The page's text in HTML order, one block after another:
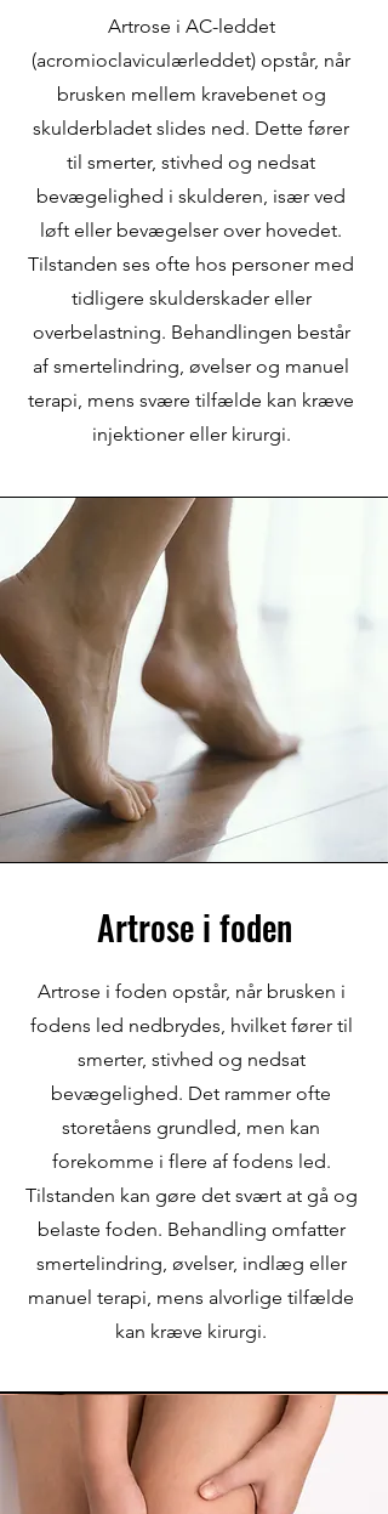
Artrose i AC-leddet
(acromioclaviculærleddet) opstår, når
brusken mellem kravebenet og
skulderbladet slides ned. Dette fører
til smerter, stivhed og nedsat
bevægelighed i skulderen, især ved
løft eller bevægelser over hovedet.
Tilstanden ses ofte hos personer med
tidligere skulderskader eller
overbelastning. Behandlingen består
af smertelindring, øvelser og manuel
terapi, mens svære tilfælde kan kræve
injektioner eller kirurgi.
Artrose i foden
Artrose i foden opstår, når brusken i
fodens led nedbrydes, hvilket fører til
smerter, stivhed og nedsat
bevægelighed. Det rammer ofte
storetåens grundled, men kan
forekomme i flere af fodens led.
Tilstanden kan gøre det svært at gå og
belaste foden. Behandling omfatter
smertelindring, øvelser, indlæg eller
manuel terapi, mens alvorlige tilfælde
kan kræve kirurgi.